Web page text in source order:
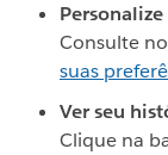
Consulte
suas
Ver seu
Clique na